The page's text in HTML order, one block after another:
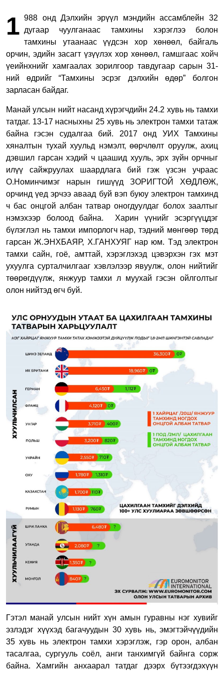
1 988 онд Дэлхийн эрүүл мэндийн ассамблейн 32
дугаар чуулганаас тамхины хэрэглээ болон
тамхины утаанаас үүдсэн хор хөнөөл, байгаль
орчин, эдийн засагт үзүүлэх хор хөнөөл, гамшгаас хойч
үеийнхнийг хамгаалах зорилгоор тавдугаар сарын 31-
ний өдрийг “Тамхины эсрэг дэлхийн өдөр” болгон
зарласан байдаг.
Манай улсын нийт насанд хүрэгчдийн 24.2 хувь нь тамхи
татдаг. 13-17 насныхны 25 хувь нь электрон тамхи татаж
байна гэсэн судалгаа бий. 2017 онд УИХ Тамхины
хяналтын тухай хуульд нэмэлт, өөрчлөлт оруулж, ахиц
дэвшил гарсан хэдий ч цаашид хууль, эрх зүйн орчныг
илүү сайжруулах шаардлага бий гэж үзсэн учраас
О.Номинчимэг нарын гишүүд ЗОРИГТОЙ ХӨДЛӨЖ,
орчинд үед эрчээ аваад буй вэп буюу электрон тамхинд
ч бас онцгой албан татвар оногдуулдаг болох заалтыг
нэмэхээр болоод байна. Харин үүнийг эсэргүүцдэг
бүлэглэл нь тамхи импорлогч нар, тэдний мөнгөөр төрд
гарсан Ж.ЭНХБАЯР, Х.ГАНХУЯГ нар юм. Тэд электрон
тамхи сайн, гоё, амттай, хэрэглэхэд цэвэрхэн гэх мэт
ухуулга сурталчилгааг хэвлэлээр явуулж, олон нийтийг
төөрөгдүүлж, янжуур тамхи л муухай гэсэн ойлголтыг
олон нийтэд өгч буй.
Гэтэл манай улсын нийт хүн амын гуравны нэг хувийг
эзлэдэг хүүхэд багачуудын 30 хувь нь, эмэгтэйчүүдийн
35 хувь нь электрон тамхи хэрэглэж, гэр орон, албан
тасалгаа, сургууль соёл, анги танхимгүй байнга сорж
байна. Хамгийн анхаарал татдаг дээрх бүтээгдэхүүн